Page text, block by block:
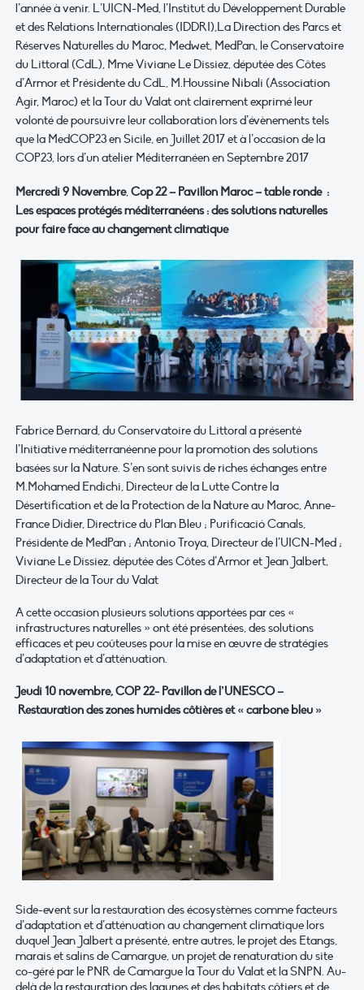
l’année à venir. L’UICN-Med, l’Institut du Développement Durable
et des Relations Internationales (IDDRI),La Direction des Parcs et
Réserves Naturelles du Maroc, Medwet, MedPan, le Conservatoire
du Littoral (CdL), Mme Viviane Le Dissiez, députée des Côtes
d’Armor et Présidente du CdL, M.Houssine Nibali (Association
Agir, Maroc) et la Tour du Valat ont clairement exprimé leur
volonté de poursuivre leur collaboration lors d’évènements tels
que la MedCOP23 en Sicile, en Juillet 2017 et à l’occasion de la
COP23, lors d’un atelier Méditerranéen en Septembre 2017
Mercredi 9 Novembre,Cop 22 – Pavillon Maroc – table ronde :
Les espaces protégés méditerranéens : des solutions naturelles
pour faire face au changement climatique
Fabrice Bernard, du Conservatoire du Littoral a présenté
l’Initiative méditerranéenne pour la promotion des solutions
basées sur la Nature. S’en sont suivis de riches échanges entre
M.Mohamed Endichi, Directeur de la Lutte Contre la
Désertification et de la Protection de la Nature au Maroc, Anne-
France Didier, Directrice du Plan Bleu ; Purificació Canals,
Présidente de MedPan ; Antonio Troya, Directeur de l’UICN-Med ;
Viviane Le Dissiez, députée des Côtes d’Armor et Jean Jalbert,
Directeur de la Tour du Valat
A cette occasion plusieurs solutions apportées par ces «
infrastructures naturelles » ont été présentées, des solutions
efficaces et peu coûteuses pour la mise en œuvre de stratégies
d’adaptation et d’atténuation.
Jeudi 10 novembre, COP 22- Pavillon de l’UNESCO –
Restauration des zones humides côtières et « carbone bleu »
Side-event sur la restauration des écosystèmes comme facteurs
d’adaptation et d’atténuation au changement climatique lors
duquel Jean Jalbert a présenté, entre autres, le projet des Etangs,
marais et salins de Camargue, un projet de renaturation du site
co-géré par le PNR de Camargue la Tour du Valat et la SNPN. Au-
delà de la restauration des lagunes et des habitats côtiers et de